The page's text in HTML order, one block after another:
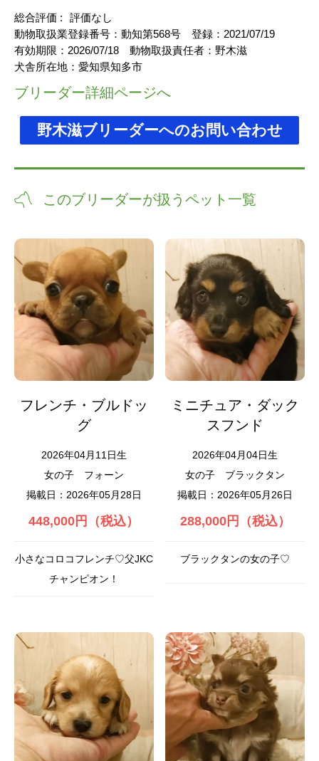
総合評価 :
評価なし
動物取扱業登録番号： 動知第568号 登録： 2021/07/19
有効期限： 2026/07/18 動物取扱責任者： 野木滋
犬舎所在地： 愛知県知多市
ブリーダー詳細ページへ
野木滋ブリーダーへのお問い合わせ
このブリーダーが扱うペット一覧
フレンチ・ブルドッ
グ
2026年04月11日生
女の子
フォーン
掲載日：2026年05月28日
448,000円（税込）
小さなコロコフレンチ♡父JKC
チャンピオン！
ミニチュア・ダック
スフンド
2026年04月04日生
女の子
ブラックタン
掲載日：2026年05月26日
288,000円（税込）
ブラックタンの女の子♡